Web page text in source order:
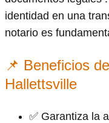
identidad en una
notario es
📌 Beneficios
Hallettsville
✅ Garantiza la